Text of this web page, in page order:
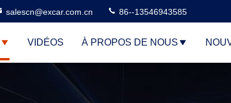
salescn@excar.com.cn 86--13546943585
VIDÉOS À PROPOS DE NOUS